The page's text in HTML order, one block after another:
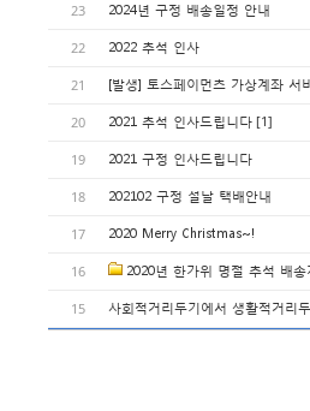
23 2024년 구정 배송일정 안내
22 2022 추석 인사
21 [발생] 토스페이먼츠 가상계좌 서
20 2021 추석 인사드립니다 [1]
19 2021 구정 인사드립니다
18 202102 구정 설날 택배안내
17 2020 Merry Christmas~!
16 2020년 한가위 명절 추석 배
15 사회적거리두기에서 생활적거리